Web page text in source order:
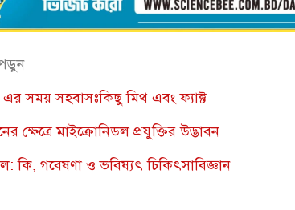
সময় সহবাসঃকিছু মিথ এবং ফ্যাক্ট
ক্ষেত্রে মাইক্রোনিডল প্রযুক্তির উদ্ভাবন
কি, গবেষণা ও ভবিষ্যৎ চিকিৎসাবিজ্ঞান